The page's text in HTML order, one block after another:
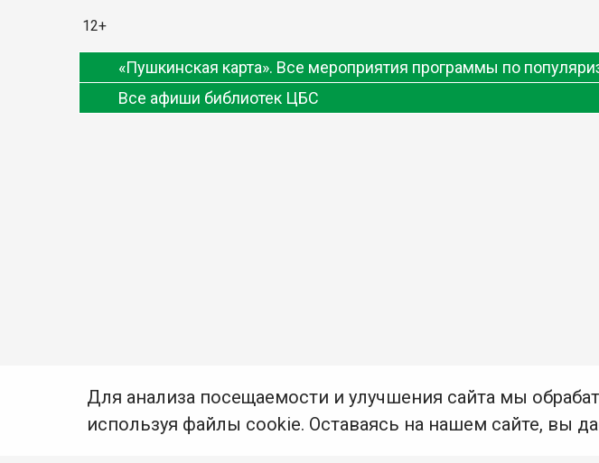
12+
«Пушкинская карта». Все мероприятия программы по
Все афиши библиотек ЦБС
Для анализа посещаемости и улучшения сайта мы
используя файлы cookie. Оставаясь на нашем сайте, вы